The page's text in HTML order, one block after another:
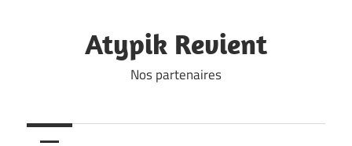
Atypik Revient
Nos partenaires